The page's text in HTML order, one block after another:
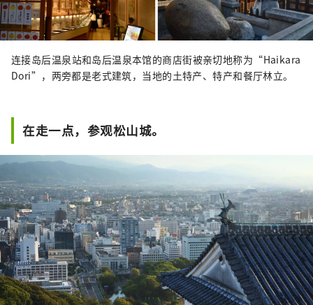
连接岛后温泉站和岛后温泉本馆的商店街被亲切地称为“Haikara
Dori”，两旁都是老式建筑，当地的土特产、特产和餐厅林立。
在走一点，参观松山城。